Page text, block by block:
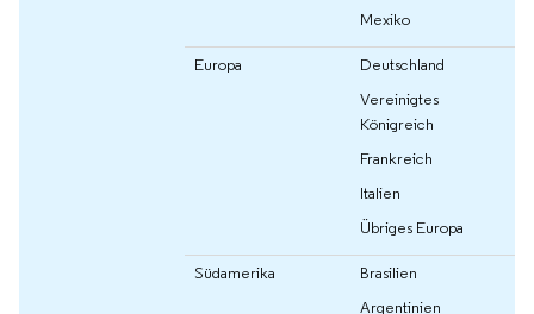
Mexiko
Europa
Deutschland
Vereinigtes
Königreich
Frankreich
Italien
Übriges Europa
Südamerika
Brasilien
Argentinien